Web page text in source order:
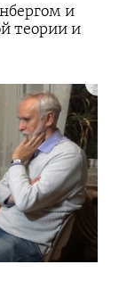
и
теории и